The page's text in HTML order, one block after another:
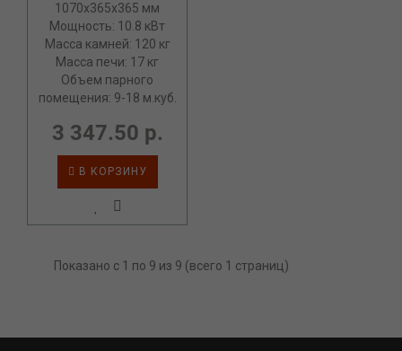
1070х365х365 мм
Мощность: 10.8 кВт
Масса камней: 120 кг
Масса печи: 17 кг
Объем парного
помещения: 9-18 м.куб.
3 347.50 р.
В КОРЗИНУ
Показано с 1 по 9 из 9 (всего 1 страниц)